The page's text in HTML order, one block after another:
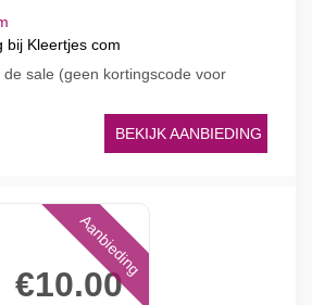
bij Kleertjes com
sale (geen kortingscode voor
BEKIJK AANBIEDING
€10.00
Aanbieding